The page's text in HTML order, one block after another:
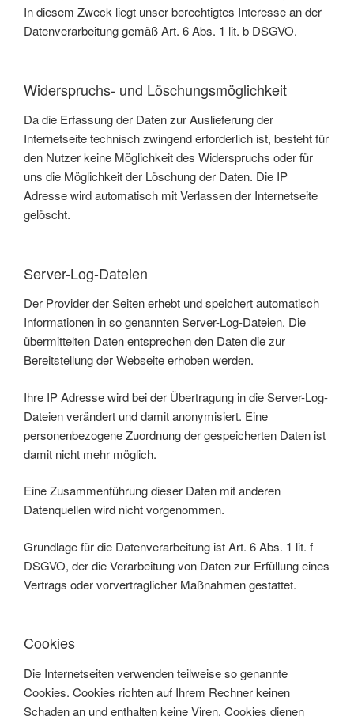
In diesem Zweck liegt unser berechtigtes Interesse an der
Datenverarbeitung gemäß Art. 6 Abs. 1 lit. b DSGVO.
Widerspruchs- und Löschungsmöglichkeit
Da die Erfassung der Daten zur Auslieferung der
Internetseite technisch zwingend erforderlich ist, besteht für
den Nutzer keine Möglichkeit des Widerspruchs oder für
uns die Möglichkeit der Löschung der Daten. Die IP
Adresse wird automatisch mit Verlassen der Internetseite
gelöscht.
Server-Log-Dateien
Der Provider der Seiten erhebt und speichert automatisch
Informationen in so genannten Server-Log-Dateien. Die
übermittelten Daten entsprechen den Daten die zur
Bereitstellung der Webseite erhoben werden.
Ihre IP Adresse wird bei der Übertragung in die Server-Log-
Dateien verändert und damit anonymisiert. Eine
personenbezogene Zuordnung der gespeicherten Daten ist
damit nicht mehr möglich.
Eine Zusammenführung dieser Daten mit anderen
Datenquellen wird nicht vorgenommen.
Grundlage für die Datenverarbeitung ist Art. 6 Abs. 1 lit. f
DSGVO, der die Verarbeitung von Daten zur Erfüllung eines
Vertrags oder vorvertraglicher Maßnahmen gestattet.
Cookies
Die Internetseiten verwenden teilweise so genannte
Cookies. Cookies richten auf Ihrem Rechner keinen
Schaden an und enthalten keine Viren. Cookies dienen